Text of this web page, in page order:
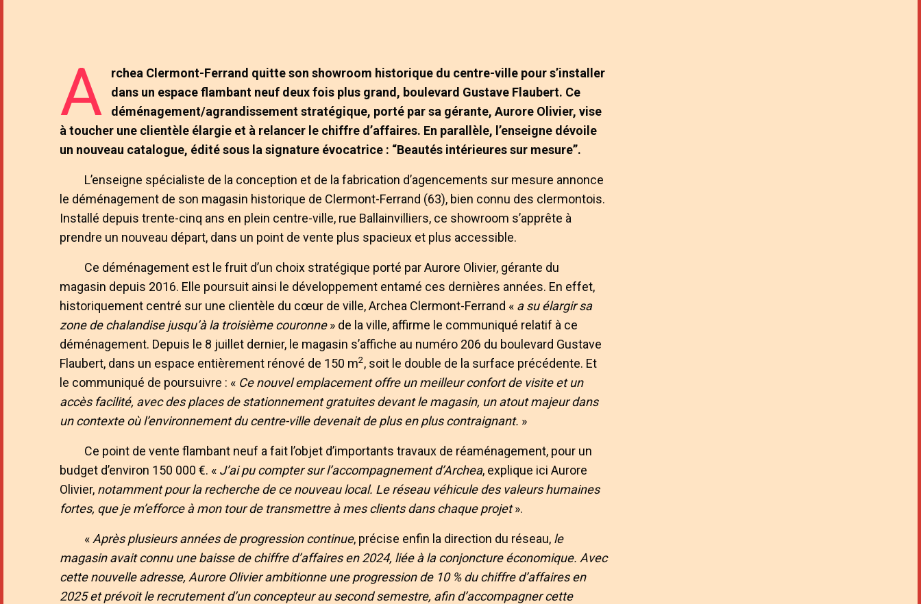
A
rchea Clermont-Ferrand quitte son showroom historique du centre-ville pour s’installer
dans un espace flambant neuf deux fois plus grand, boulevard Gustave Flaubert. Ce
déménagement/agrandissement stratégique, porté par sa gérante, Aurore Olivier, vise
à toucher une clientèle élargie et à relancer le chiffre d’affaires. En parallèle, l’enseigne dévoile
un nouveau catalogue, éditésous la signature évocatrice : “Beautés intérieures sur mesure”.
L’enseigne spécialiste de la conception et de la fabrication d’agencements sur mesure annonce
le déménagement de son magasin historique de Clermont-Ferrand (63), bien connu des clermontois.
Installé depuis trente-cinq ans en plein centre-ville, rue Ballainvilliers, ce showroom s’apprête à
prendre un nouveau départ, dans un point de vente plus spacieux et plus accessible.
Ce déménagement est le fruit d’un choix stratégique porté par Aurore Olivier, gérante du
magasin depuis 2016. Elle poursuit ainsi le développement entamé ces dernières années. En effet,
historiquement centré sur une clientèle du cœur de ville, Archea Clermont-Ferrand « a su élargir sa
zone de chalandise jusqu’à la troisième couronne» de la ville, affirme le communiqué relatif à ce
déménagement. Depuis le 8 juillet dernier, le magasin s’affiche au numéro 206 du boulevard Gustave
Flaubert, dans un espace entièrement rénové de 150 m2, soit le double de la surface précédente. Et
le communiqué de poursuivre : « Ce nouvel emplacement offre un meilleur confort de visite et un
accès facilité, avec des places de stationnement gratuites devant le magasin, un atout majeur dans
un contexte où l’environnement du centre-ville devenait de plus en plus contraignant. »
Ce point de vente flambant neuf a fait l’objet d’importants travaux de réaménagement, pour un
budget d’environ 150 000 €. « J’ai pu compter sur l’accompagnement d’Archea, explique ici Aurore
Olivier, notamment pour la recherche de ce nouveau local. Le réseau véhicule des valeurs humaines
fortes, que je m’efforce à mon tour de transmettre à mes clients dans chaque projet».
« Après plusieurs années de progression continue, précise enfin la direction du réseau, le
magasin avait connu une baisse de chiffre d’affaires en 2024, liée à la conjoncture économique. Avec
cette nouvelle adresse, Aurore Olivier ambitionne une progression de 10 % du chiffre d’affaires en
2025 et prévoit le recrutement d’un concepteur au second semestre, afin d’accompagner cette